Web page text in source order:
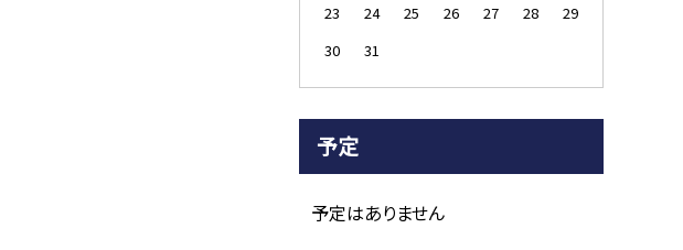
23
24 25 26 27 28
29
30
31
予定
予定はありません